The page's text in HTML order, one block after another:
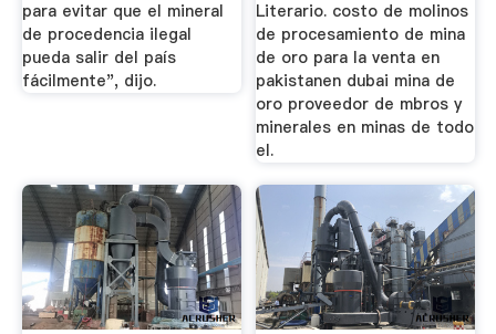
para evitar que el mineral
de procedencia ilegal
pueda salir del país
fácilmente", dijo.
Literario. costo de molinos
de procesamiento de mina
de oro para la venta en
pakistanen dubai mina de
oro proveedor de mbros y
minerales en minas de todo
el.